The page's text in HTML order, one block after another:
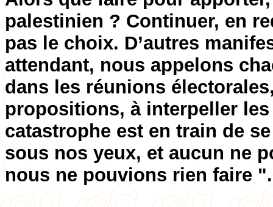
palestinien ? Continuer, en
pas le choix. D’autres
attendant, nous appelons
dans les réunions
propositions, à interpeller
catastrophe est en train de
sous nos yeux, et aucun ne
nous ne pouvions rien faire ".